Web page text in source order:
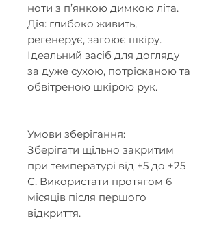
ноти з п’янкою димкою літа.
Дія: глибоко живить,
регенерує, загоює шкіру.
Ідеальний засіб для догляду
за дуже сухою, потрісканою та
обвітреною шкірою рук.
Умови зберігання:
Зберігати щільно закритим
при температурі від +5 до +25
С. Використати протягом 6
місяців після першого
відкриття.